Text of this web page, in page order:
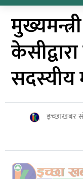
विश्व
खबर
अर्थ
कृषि
खेलकुद
शिक्षा/
स्वास्थ्य
रोचक
सदस्यीय
इच्छाखबर